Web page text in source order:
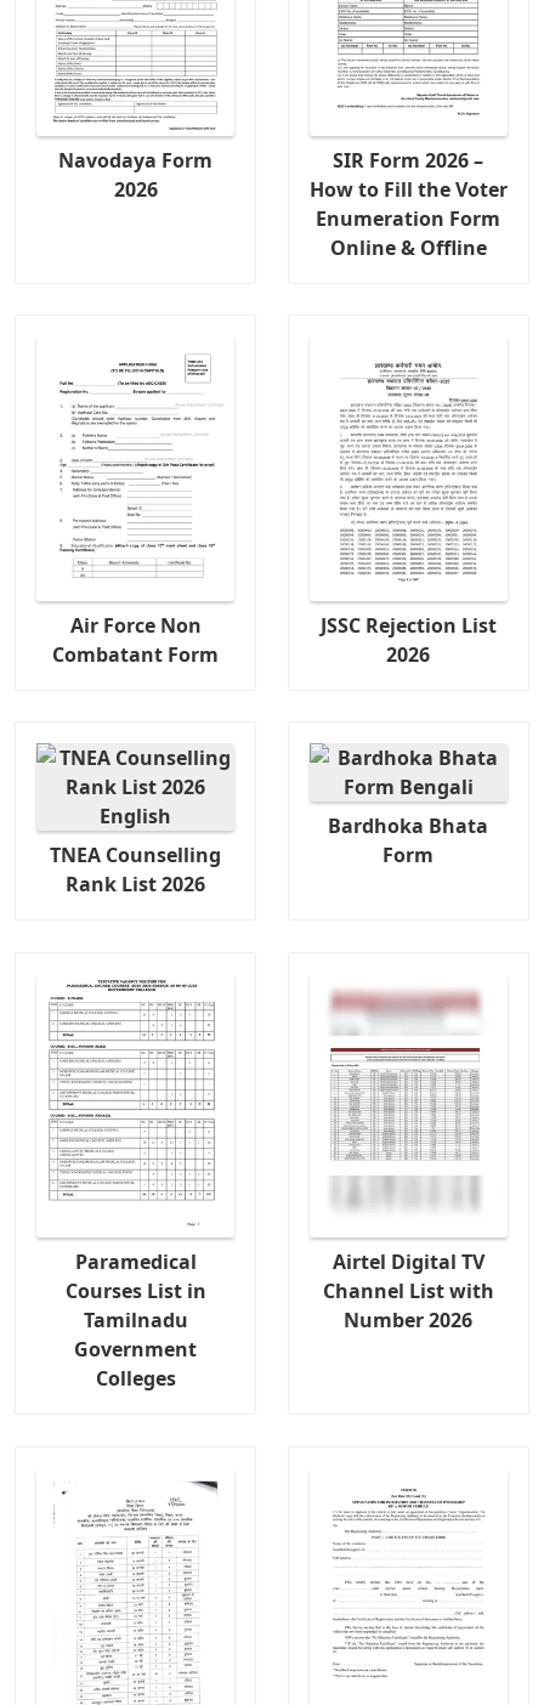
Navodaya Form
2026
SIR Form 2026 –
How to Fill the Voter
Enumeration Form
Online & Offline
Air Force Non
Combatant Form
JSSC Rejection List
2026
TNEA Counselling
Rank List 2026
Bardhoka Bhata
Form
Paramedical
Courses List in
Tamilnadu
Government
Colleges
Airtel Digital TV
Channel List with
Number 2026